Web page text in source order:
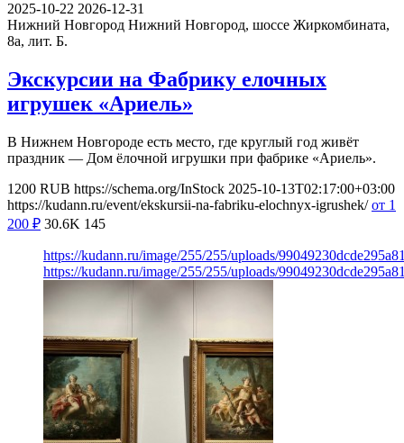
2025-10-22 2026-12-31
Нижний Новгород Нижний Новгород, шоссе Жиркомбината,
8а, лит. Б.
Экскурсии на Фабрику елочных
игрушек «Ариель»
В Нижнем Новгороде есть место, где круглый год живёт
праздник — Дом ёлочной игрушки при фабрике «Ариель».
1200 RUB https://schema.org/InStock 2025-10-13T02:17:00+03:00
https://kudann.ru/event/ekskursii-na-fabriku-elochnyx-igrushek/ от 1
200 ₽ 30.6K 145
https://kudann.ru/image/255/255/uploads/
https://kudann.ru/image/255/255/uploads/